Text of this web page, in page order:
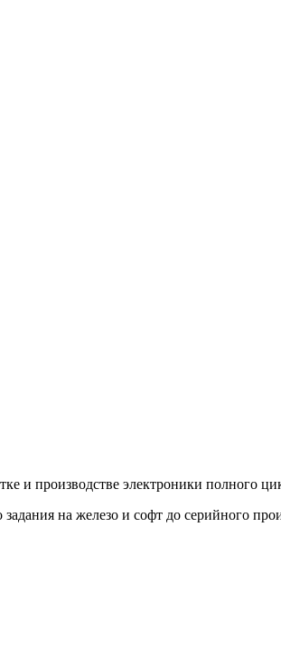
и производстве электроники полного
на железо и софт до серийного